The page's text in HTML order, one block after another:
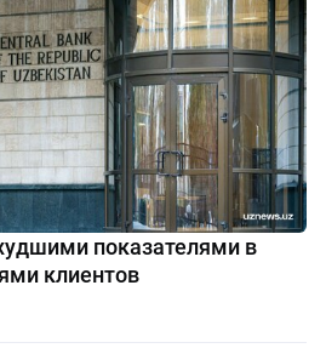
показателями в
клиентов